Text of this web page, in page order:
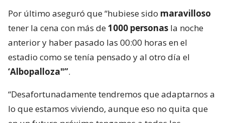
Por último aseguró que “hubiese sido maravilloso
tener la cena con más de1000 personas la noche
anterior y haber pasado las 00:00 horas en el
estadio como se tenía pensado y al otro día el
‘Albopalloza"”.
“Desafortunadamente tendremos que adaptarnos a
lo que estamos viviendo, aunque eso no quita que